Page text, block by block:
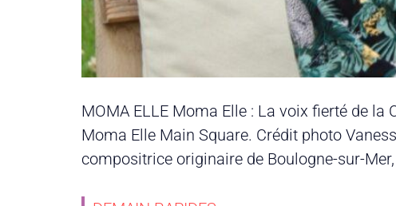
MOMA ELLE Moma Elle : La voix fierté de la
Moma Elle Main Square. Crédit photo
compositrice originaire de Boulogne-sur-